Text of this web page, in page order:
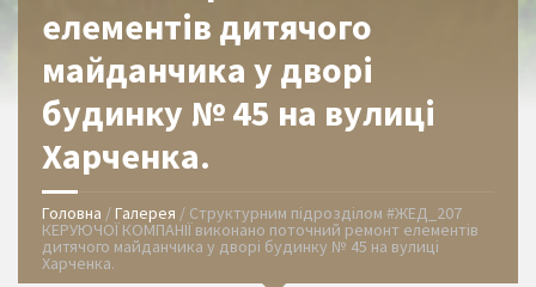
елементів дитячого
майданчика у дворі
будинку № 45 на вулиці
Харченка.
Головна /Галерея / Структурним підрозділом #ЖЕД_207
КЕРУЮЧОЇ КОМПАНІЇ виконано поточний ремонт елементів
дитячого майданчика у дворі будинку № 45 на вулиці
Харченка.